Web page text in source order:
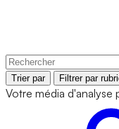
Trier par Filtrer par
Votre média